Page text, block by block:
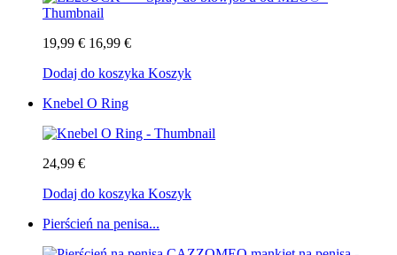
19,99 € 16,99 €
Dodaj do koszyka Koszyk
Knebel O Ring
24,99 €
Dodaj do koszyka Koszyk
Pierścień na penisa...